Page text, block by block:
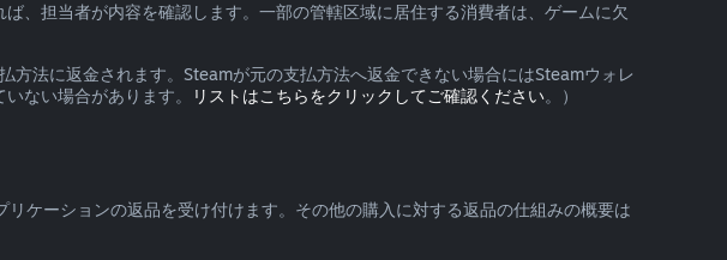
、担当者が内容を確認します。一部の管轄区域に居住する消費者は、ゲームに欠
法に返金されます。Steamが元の支払方法へ返金できない場合にはSteamウォレ
ない場合があります。
リストはこちらをクリックしてご確認ください。）
ケーションの返品を受け付けます。その他の購入に対する返品の仕組みの概要は